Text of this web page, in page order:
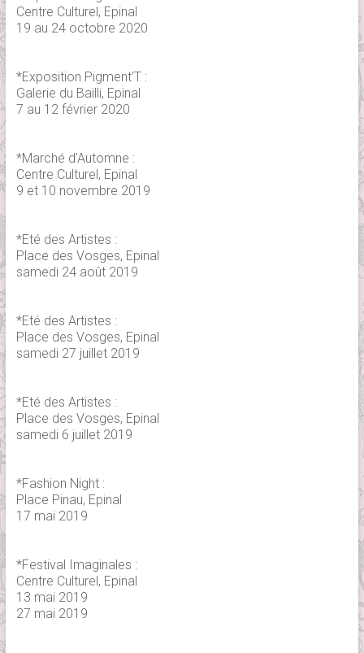
Centre Culturel, Epinal
19 au 24 octobre 2020
*Exposition Pigment'T :
Galerie du Bailli, Epinal
7 au 12 février 2020
*Marché d'Automne :
Centre Culturel, Epinal
9 et 10 novembre 2019
*Eté des Artistes :
Place des Vosges, Epinal
samedi 24 août 2019
*Eté des Artistes :
Place des Vosges, Epinal
samedi 27 juillet 2019
*Eté des Artistes :
Place des Vosges, Epinal
samedi 6 juillet 2019
*Fashion Night :
Place Pinau, Epinal
17 mai 2019
*Festival Imaginales :
Centre Culturel, Epinal
13 mai 2019
27 mai 2019